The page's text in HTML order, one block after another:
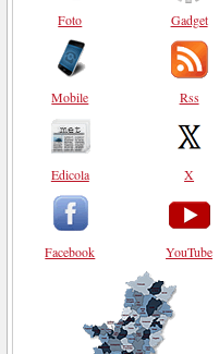
Foto
Mobile
Edicola
Facebook
Gadget
Rss
X
YouTube